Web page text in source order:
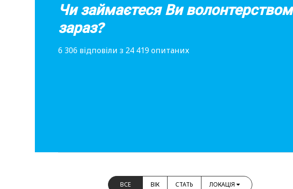
Чи займаєтеся Ви волонтерством
зараз?
6 306 відповіли з 24 419 опитаних
ВСЕ ВІК СТАТЬ ЛОКАЦІЯ